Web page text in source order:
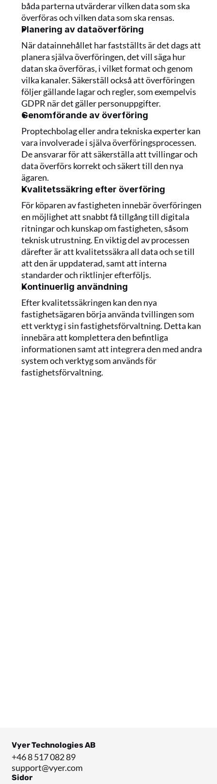
båda parterna utvärderar vilken data som ska
överföras och vilken data som ska rensas.
Planering av dataöverföring
När datainnehållet har fastställts är det dags att
planera själva överföringen, det vill säga hur
datan ska överföras, i vilket format och genom
vilka kanaler. Säkerställ också att överföringen
följer gällande lagar och regler, som exempelvis
GDPR när det gäller personuppgifter.
Genomförande av överföring
Proptechbolag eller andra tekniska experter kan
vara involverade i själva överföringsprocessen.
De ansvarar för att säkerställa att tvillingar och
data överförs korrekt och säkert till den nya
ägaren.
Kvalitetssäkring efter överföring
För köparen av fastigheten innebär överföringen
en möjlighet att snabbt få tillgång till digitala
ritningar och kunskap om fastigheten, såsom
teknisk utrustning. En viktig del av processen
därefter är att kvalitetssäkra all data och se till
att den är uppdaterad, samt att interna
standarder och riktlinjer efterföljs.
Kontinuerlig användning
Efter kvalitetssäkringen kan den nya
fastighetsägaren börja använda tvillingen som
ett verktyg i sin fastighetsförvaltning. Detta kan
innebära att komplettera den befintliga
informationen samt att integrera den med andra
system och verktyg som används för
fastighetsförvaltning.
Vyer Technologies AB
+46 8 517 082 89
support@vyer.com
Sidor